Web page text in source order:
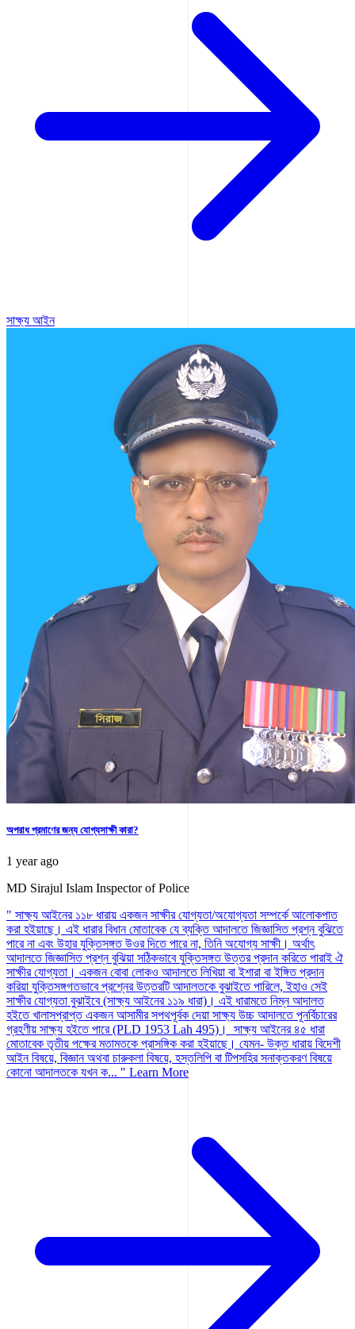
সাক্ষ্য আইন
অপরাধ প্রমাণের জন্য যোগ্যসাক্ষী কারা?
1 year ago
MD Sirajul Islam Inspector of Police
" সাক্ষ্য আইনের ১১৮ ধারায় একজন সাক্ষীর যোগ্যতা/অযোগ্যতা সম্পর্কে আলোকপাত
করা হইয়াছে। এই ধারার বিধান মোতাবেক যে ব্যক্তি আদালতে জিজ্ঞাসিত প্রশ্ন বুঝিতে
পারে না এবং উহার যুক্তিসঙ্গত উওর দিতে পারে না, তিনি অযোগ্য সাক্ষী। অর্থাৎ
আদালতে জিজ্ঞাসিত প্রশ্ন বুঝিয়া সঠিকভাবে যুক্তিসঙ্গত উত্তর প্রদান করিতে পারাই ঐ
সাক্ষীর যোগ্যতা। একজন বোবা লোকও আদালতে লিখিয়া বা ইশারা বা ইঙ্গিত প্রদান
করিয়া যুক্তিসঙ্গগতভাবে প্রশ্নের উত্তরটি আদালতকে বুঝাইতে পারিলে, ইহাও সেই
সাক্ষীর যোগ্যতা বুঝাইবে (সাক্ষ্য আইনের ১১৯ ধারা)। এই ধারামতে নিম্ন আদালত
হইতে খালাসপ্রাপ্ত একজন আসামীর সপথপূর্বক দেয়া সাক্ষ্য উচ্চ আদালতে পূনর্বিচারের
গ্রহণীয় সাক্ষ্য হইতে পারে (PLD 1953 Lah 495)। সাক্ষ্য আইনের ৪৫ ধারা
মোতাবেক তৃতীয় পক্ষের মতামতকে প্রাসঙ্গিক করা হইয়াছে। যেমন- উক্ত ধারায় বিদেশী
আইন বিষয়ে, বিজ্ঞান অথবা চারুকলা বিষয়ে, হস্তলিপি বা টিপসহির সনাক্তকরণ বিষয়ে
কোনো আদালতকে যখন ক... " Learn More